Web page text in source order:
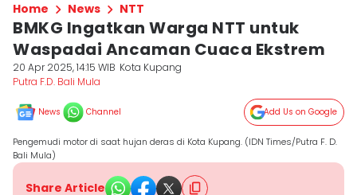
Home News NTT
BMKG Ingatkan Warga NTT untuk
Waspadai Ancaman Cuaca Ekstrem
20 Apr 2025, 14:15 WIB Kota Kupang
Putra F.D. Bali Mula
News Channel Add Us on Google
Pengemudi motor di saat hujan deras di Kota Kupang. (IDN Times/Putra F. D.
Bali Mula)
Share Article